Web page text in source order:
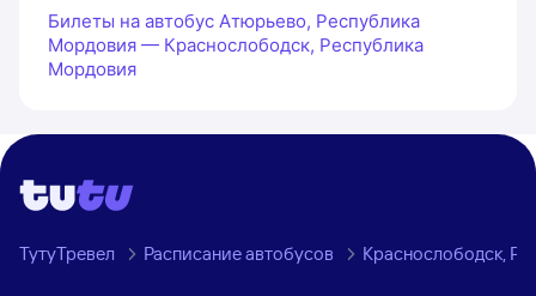
Билеты на автобус Атюрьево, Республика
Мордовия — Краснослободск, Республика
Мордовия
ТутуТревел Расписание автобусов Краснослободск,